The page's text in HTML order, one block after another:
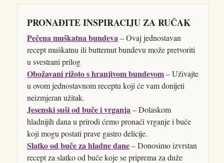
PRONAĐITE INSPIRACIJU ZA RUČAK
Pečena muškatna bundeva– Ovaj jednostavan
recept muškatnu ili butternut bundevu može pretvoriti
u svestrani prilog
Obožavani rižoto s hranjivom bundevom– Uživajte
u ovom jednostavnom receptu koji će vam donijeti
neizmjeran užitak.
Jesenski suši od buče i vrganja– Dolaskom
hladnijih dana u prirodi ćemo pronaći vrganje i buće
koji mogu postati prave gastro delicije.
Slatko od buče za hladne dane– Donosimo izvrstan
recept za slatko od buče koje se priprema za duže